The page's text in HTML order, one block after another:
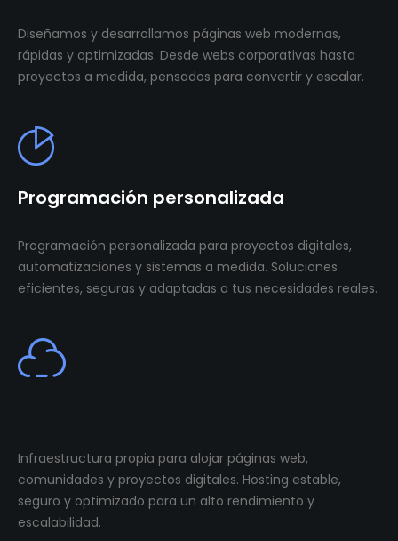
Diseñamos y desarrollamos páginas web modernas,
rápidas y optimizadas. Desde webs corporativas hasta
proyectos a medida, pensados para convertir y escalar.
Programación personalizada
Programación personalizada para proyectos digitales,
automatizaciones y sistemas a medida. Soluciones
eficientes, seguras y adaptadas a tus necesidades reales.
Infraestructura propia para alojar páginas web,
comunidades y proyectos digitales. Hosting estable,
seguro y optimizado para un alto rendimiento y
escalabilidad.